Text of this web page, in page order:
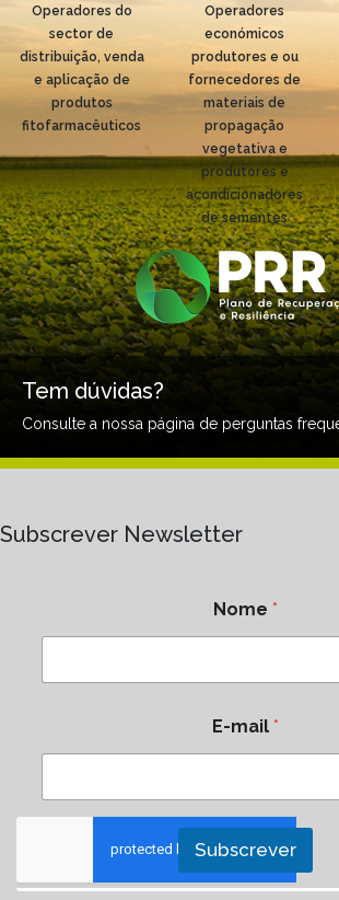
Operadores do
sector de
distribuição, venda
e aplicação de
produtos
fitofarmacêuticos
Operadores
económicos
produtores e ou
fornecedores de
materiais de
propagação
vegetativa e
produtores e
acondicionadores
de sementes
Tem dúvidas?
Consulte a nossa página de perguntas
Subscrever Newsletter
Nome *
E-mail *
Subscrever